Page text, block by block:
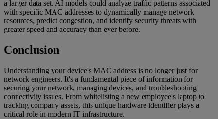
a larger data set. AI models could analyze traffic patterns associated
with specific MAC addresses to dynamically manage network
resources, predict congestion, and identify security threats with
greater speed and accuracy than ever before.
Conclusion
Understanding your device's MAC address is no longer just for
network engineers. It's a fundamental piece of information for
securing your network, managing devices, and troubleshooting
connectivity issues. From whitelisting a new employee's laptop to
tracking company assets, this unique hardware identifier plays a
critical role in modern IT infrastructure.